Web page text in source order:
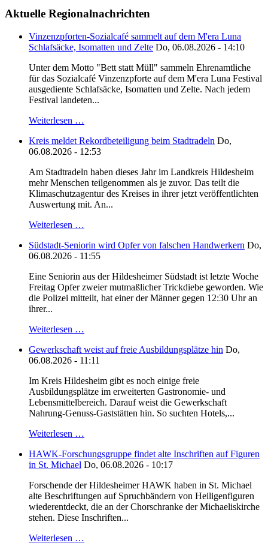
Aktuelle Regionalnachrichten
Vinzenzpforten-Sozialcafé sammelt auf dem M'era Luna
Schlafsäcke, Isomatten und Zelte Do, 06.08.2026 - 14:10
Unter dem Motto "Bett statt Müll" sammeln Ehrenamtliche
für das Sozialcafé Vinzenzpforte auf dem M'era Luna Festival
ausgediente Schlafsäcke, Isomatten und Zelte. Nach jedem
Festival landeten...
Weiterlesen …
Kreis meldet Rekordbeteiligung beim Stadtradeln Do,
06.08.2026 - 12:53
Am Stadtradeln haben dieses Jahr im Landkreis Hildesheim
mehr Menschen teilgenommen als je zuvor. Das teilt die
Klimaschutzagentur des Kreises in ihrer jetzt veröffentlichten
Auswertung mit. An...
Weiterlesen …
Südstadt-Seniorin wird Opfer von falschen Handwerkern Do,
06.08.2026 - 11:55
Eine Seniorin aus der Hildesheimer Südstadt ist letzte Woche
Freitag Opfer zweier mutmaßlicher Trickdiebe geworden. Wie
die Polizei mitteilt, hat einer der Männer gegen 12:30 Uhr an
ihrer...
Weiterlesen …
Gewerkschaft weist auf freie Ausbildungsplätze hin Do,
06.08.2026 - 11:11
Im Kreis Hildesheim gibt es noch einige freie
Ausbildungsplätze im erweiterten Gastronomie- und
Lebensmittelbereich. Darauf weist die Gewerkschaft
Nahrung-Genuss-Gaststätten hin. So suchten Hotels,...
Weiterlesen …
HAWK-Forschungsgruppe findet alte Inschriften auf Figuren
in St. Michael Do, 06.08.2026 - 10:17
Forschende der Hildesheimer HAWK haben in St. Michael
alte Beschriftungen auf Spruchbändern von Heiligenfiguren
wiederentdeckt, die an der Chorschranke der Michaeliskirche
stehen. Diese Inschriften...
Weiterlesen …